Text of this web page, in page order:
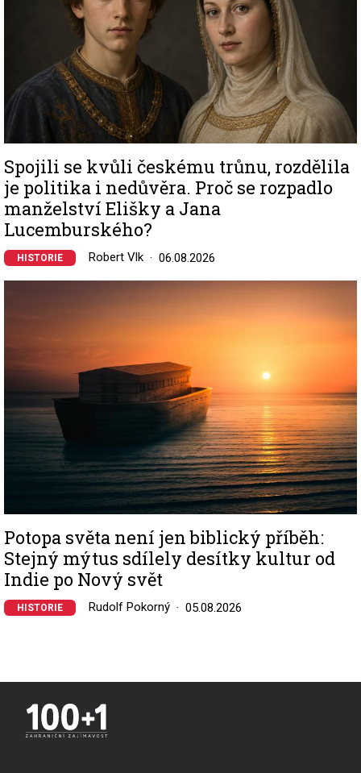
Spojili se kvůli českému trůnu, rozdělila
je politika i nedůvěra. Proč se rozpadlo
manželství Elišky a Jana
Lucemburského?
HISTORIE Robert Vlk 06.08.2026
Potopa světa není jen biblický příběh:
Stejný mýtus sdílely desítky kultur od
Indie po Nový svět
HISTORIE Rudolf Pokorný 05.08.2026